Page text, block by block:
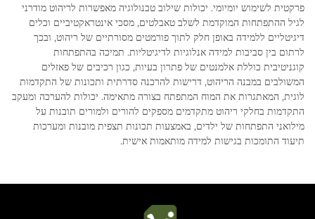
פרקטית לשימוש יומיומי. יכולות שילוב טכנולוגיה מאפשרות לריהוט מודרני
לגיל ההתפתחות המוקדמת לשלב טאבלטים, מסכי אינטראקטיביים וכלים
דיגיטליים ללמידה באופן חלק לתוך פורמטים מסורתיים של ריהוט, ובכך
לרתום בין סביבות למידה אנלוגיות לדיגיטליות. תמיכה בהתפתחות
קוגניטיבית כוללת אלמנטים של פתרון בעיות, כגון רכיבים של פאזלים
המשולבים במבנה הריהוט, דרישות להרכנה סדרתית ותכונות של התקדמות
לוגית, המאתגרות את המוח המתפתח בצורה מתאימה. יכולות להערכה ומעקב
התקדמות בחלקי ריהוט מתקדמים מספקים להורים ולמורים תובנות על
מילואני התפתחות של ילדים, באמצעות תכונות תצפית מובנות ומערכות
תיעוד התומכות בגישות למידה מותאמות אישית.